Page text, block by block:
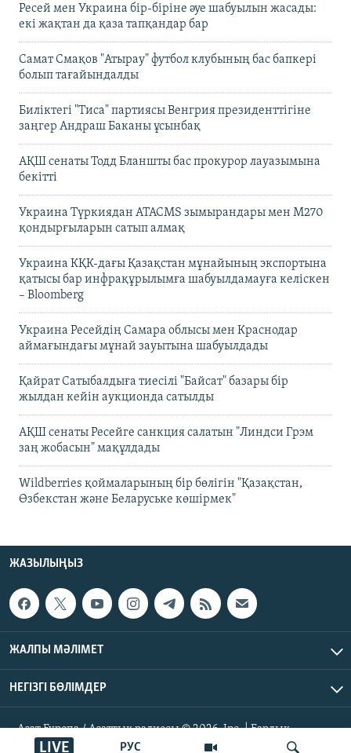
РУС
LIVE
Ресей мен Украина бір-біріне әуе шабуылын жасады:
екі жақтан да қаза тапқандар бар
Самат Смақов "Атырау" футбол клубының бас бапкері
болып тағайындалды
Биліктегі "Тиса" партиясы Венгрия президенттігіне
заңгер Андраш Баканы ұсынбақ
АҚШ сенаты Тодд Бланшты бас прокурор лауазымына
бекітті
Украина Түркиядан ATACMS зымырандары мен M270
қондырғыларын сатып алмақ
Украина КҚК-дағы Қазақстан мұнайының экспортына
қатысы бар инфрақұрылымға шабуылдамауға келіскен
– Bloomberg
Украина Ресейдің Самара облысы мен Краснодар
аймағындағы мұнай зауытына шабуылдады
Қайрат Сатыбалдыға тиесілі "Байсат" базары бір
жылдан кейін аукционда сатылды
АҚШ сенаты Ресейге санкция салатын "Линдси Грэм
заң жобасын" мақұлдады
Wildberries қоймаларының бір бөлігін "Қазақстан,
Өзбекстан және Беларуське көшірмек"
ЖАЗЫЛЫҢЫЗ
ЖАЛПЫ МӘЛІМЕТ
НЕГІЗГІ БӨЛІМДЕР
Азат Еуропа / Азаттық радиосы © 2026, Inc. | Барлық
құқықтары қорғалған